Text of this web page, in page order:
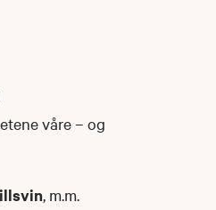
våre – og
, m.m.